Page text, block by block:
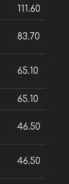
111.60
83.70
65.10
65.10
46.50
46.50